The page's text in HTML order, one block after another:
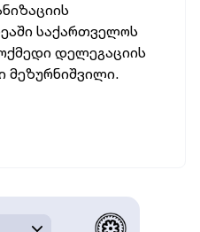
საქართველოს
დელეგაციის
მეზურნიშვილი.